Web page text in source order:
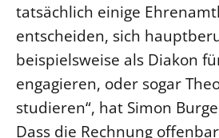
tatsächlich einige
entscheiden, sich
beispielsweise als Diakon
engagieren, oder sogar
studieren“, hat Simon
Dass die Rechnung